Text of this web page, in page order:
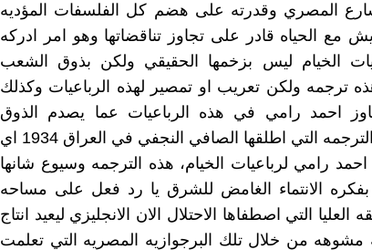
المصري وقدرته على هضم كل الفلسفات المؤديه
مع الحياه قادر على تجاوز تناقضاتها وهو امر ادركه
الخيام ليس بزخمها الحقيقي ولكن بذوق الشعب
هذه ترجمه ولكن تعريب او تمصير لهذه الرباعيات وكذلك
احمد رامي في هذه الرباعيات عما يصدم الذوق
المصري العام بخلاف هذه الترجمه التي اطلقها الصافي النجفي في العراق 1934 اي
احمد رامي لرباعيات الخيام، هذه الترجمه وسيوع شانها
١ الاحساس بفكره الانتماء الغامض للشرق يا رد فعل على مساحه
العليا التي اصطفاها الاحتلال الان الانجليزي ليعيد انتاج
مشوهه من خلال تلك البرجوازيه المصريه التي تعلمت